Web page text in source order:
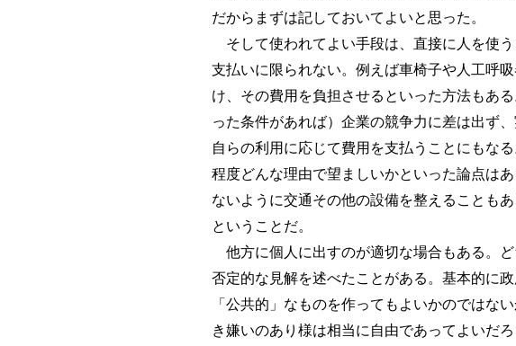
だからまずは記しておいてよいと思った。
そして使われてよい手段は、直接に人を使
支払いに限られない。例えば車椅子や人工呼
け、その費用を負担させるといった方法もあ
った条件があれば）企業の競争力に差は出ず
自らの利用に応じて費用を支払うことにもな
程度どんな理由で望ましいかといった論点は
ないように交通その他の設備を整えることも
ということだ。
他方に個人に出すのが適切な場合もある。
否定的な見解を述べたことがある。基本的に
「公共的」なものを作ってもよいかのではな
き嫌いのあり様は相当に自由であってよいだ